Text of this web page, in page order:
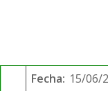
Fecha: 15/06/